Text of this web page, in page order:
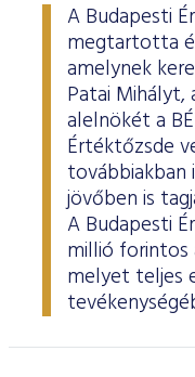
A Budapesti
megtartotta
amelynek
Patai Mihályt,
alelnökét a
Értéktőzsde
továbbiakban
jövőben is
A Budapesti
millió
melyet teljes